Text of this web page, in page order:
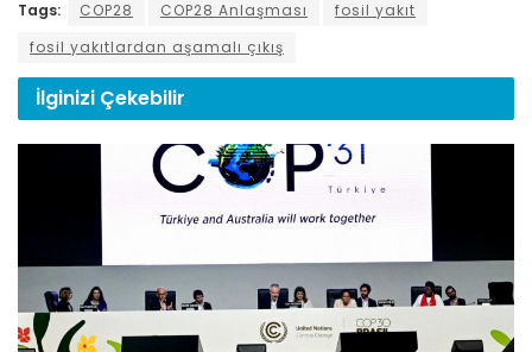
Tags: COP28 COP28 Anlaşması
fosil yakıt
fosil yakıtlardan aşamalı çıkış
İlginizi Çekebilir